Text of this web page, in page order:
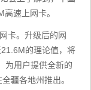
速上网卡。
卡。升级后的网
的理论值，将
为用户提供全新的
疆各地州推出。